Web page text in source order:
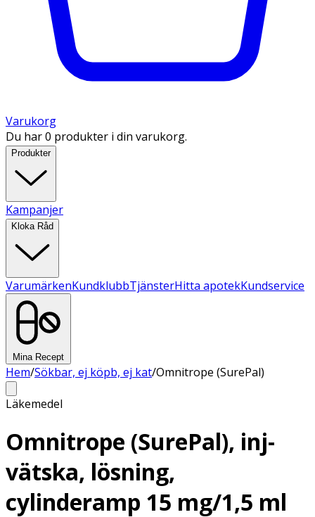
Varukorg
Du har 0 produkter i din varukorg.
Produkter
Kampanjer
Kloka Råd
VarumärkenKundklubbTjänsterHitta apotekKundservice
Mina Recept
Hem/Sökbar, ej köpb, ej kat/Omnitrope (SurePal)
Läkemedel
Omnitrope (SurePal), inj-
vätska, lösning,
cylinderamp 15 mg/1,5 ml